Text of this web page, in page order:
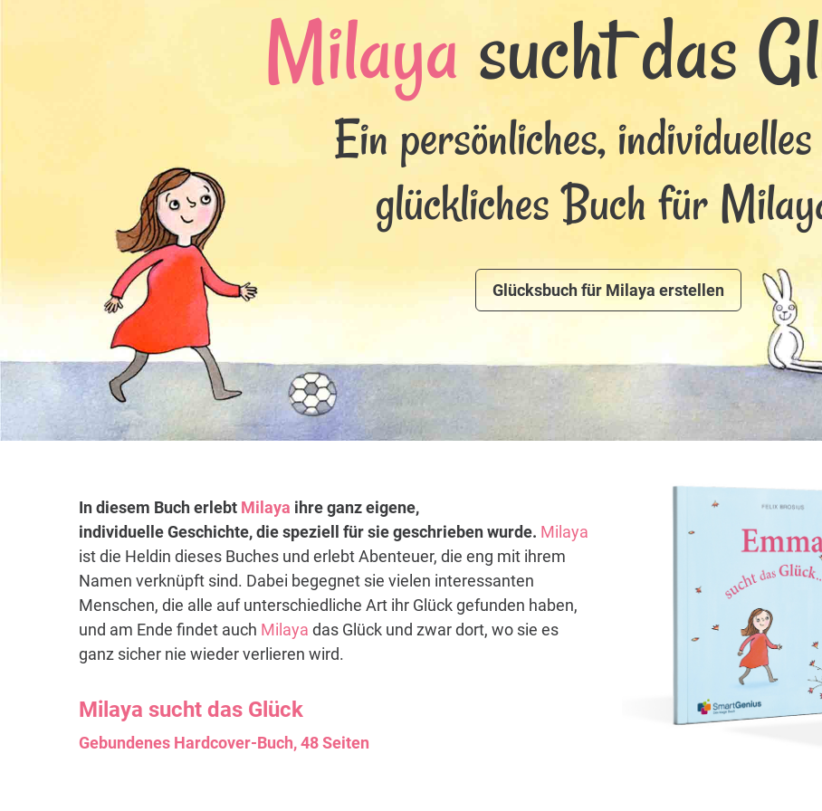
Milaya sucht das
Ein persönliches,
glückliches Buch für
Glücksbuch für Milaya erstellen
In diesem Buch erlebt Milaya ihre ganz eigene,
individuelle Geschichte, die speziell für sie geschrieben wurde. Milaya
ist die Heldin dieses Buches und erlebt Abenteuer, die eng mit ihrem
Namen verknüpft sind. Dabei begegnet sie vielen interessanten
Menschen, die alle auf unterschiedliche Art ihr Glück gefunden haben,
und am Ende findet auch Milaya das Glück und zwar dort, wo sie es
ganz sicher nie wieder verlieren wird.
Milaya sucht das Glück
Gebundenes Hardcover-Buch, 48 Seiten